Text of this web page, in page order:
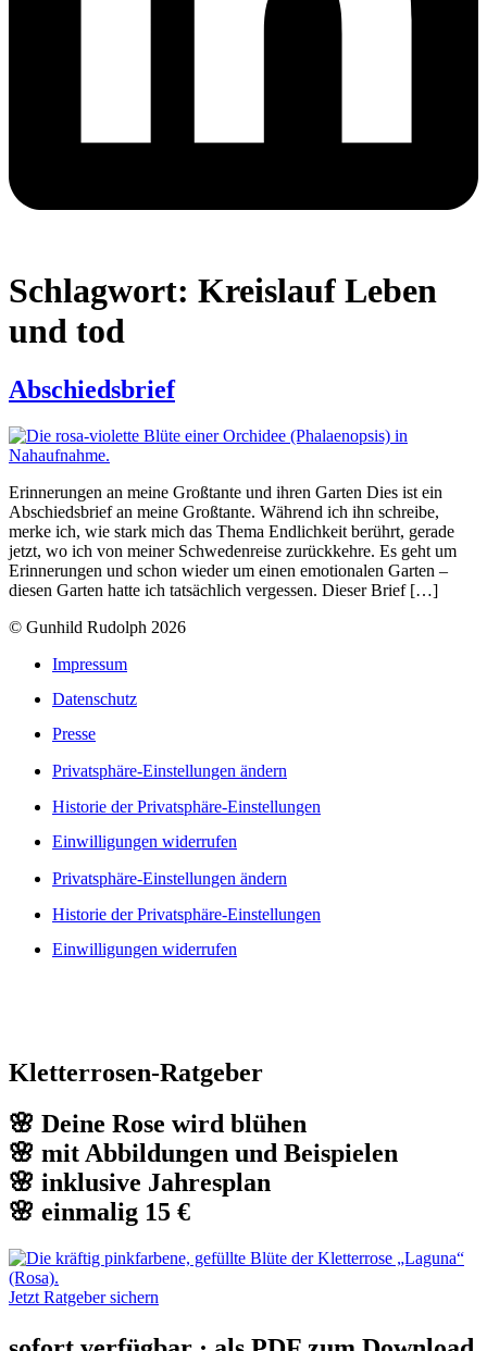
Schlagwort: Kreislauf Leben
und tod
Abschiedsbrief
Erinnerungen an meine Großtante und ihren Garten Dies ist ein
Abschiedsbrief an meine Großtante. Während ich ihn schreibe,
merke ich, wie stark mich das Thema Endlichkeit berührt, gerade
jetzt, wo ich von meiner Schwedenreise zurückkehre. Es geht um
Erinnerungen und schon wieder um einen emotionalen Garten –
diesen Garten hatte ich tatsächlich vergessen. Dieser Brief […]
© Gunhild Rudolph 2026
Impressum
Datenschutz
Presse
Privatsphäre-Einstellungen ändern
Historie der Privatsphäre-Einstellungen
Einwilligungen widerrufen
Privatsphäre-Einstellungen ändern
Historie der Privatsphäre-Einstellungen
Einwilligungen widerrufen
Kletterrosen-Ratgeber
🌸 Deine Rose wird blühen
🌸 mit Abbildungen und Beispielen
🌸 inklusive Jahresplan
🌸 einmalig 15 €
Jetzt Ratgeber sichern